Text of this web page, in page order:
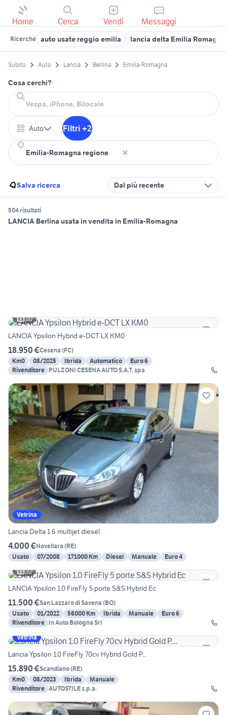
Home Cerca Vendi Messaggi
Ricerche auto usate reggio emilia lancia delta Emilia Romagna
Subito Auto Lancia Berlina Emilia-Romagna
Cosa cerchi?
Auto Filtri +2
Salva ricerca Dal più recente
504 risultati
LANCIA Berlina usata in vendita in Emilia-Romagna
20
LANCIA Ypsilon Hybrid e-DCT LX KM0
18.950 €Cesena (FC)
Km0
08/2025 Ibrida Automatico
Euro 6
Rivenditore
PULZONI CESENA AUTO S.A.T. spa
Vetrina
Lancia Delta 1.6 multijet diesel
4.000 €Novellara (RE)
Usato
07/2008 171000 Km Diesel Manuale
Euro 4
22
LANCIA Ypsilon 1.0 FireFly 5 porte S&S Hybrid Ec
11.500 €San Lazzaro di Savena (BO)
Usato
01/2022 56000 Km Ibrida Manuale
Euro 6
Rivenditore In Auto Bologna Srl
Vetrina
Lancia Ypsilon 1.0 FireFly 70cv Hybrid Gold P...
15.890 €Scandiano(RE)
Km0
08/2023 Ibrida
Manuale
Rivenditore AUTOSTILE s.p.a.